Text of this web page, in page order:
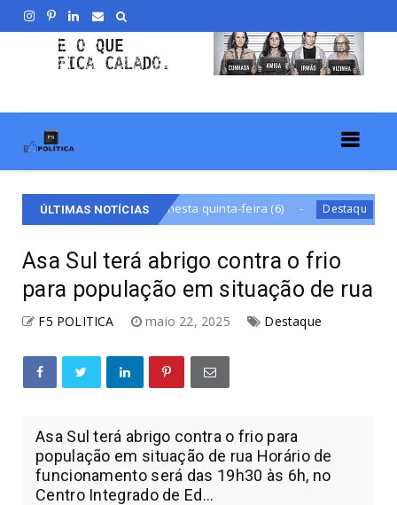
ÚLTIMAS NOTÍCIAS
nesta quinta-feira (6) Destaqu Nova subestação de
Asa Sul terá abrigo contra o frio
para população em situação de rua
F5 POLITICA maio 22, 2025 Destaque
Asa Sul terá abrigo contra o frio para
população em situação de rua Horário de
funcionamento será das 19h30 às 6h, no
Centro Integrado de Ed...